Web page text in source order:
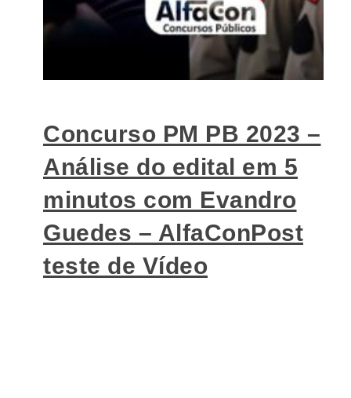
Concurso PM PB 2023 –
Análise do edital em 5
minutos com Evandro
Guedes – AlfaConPost
teste de Vídeo